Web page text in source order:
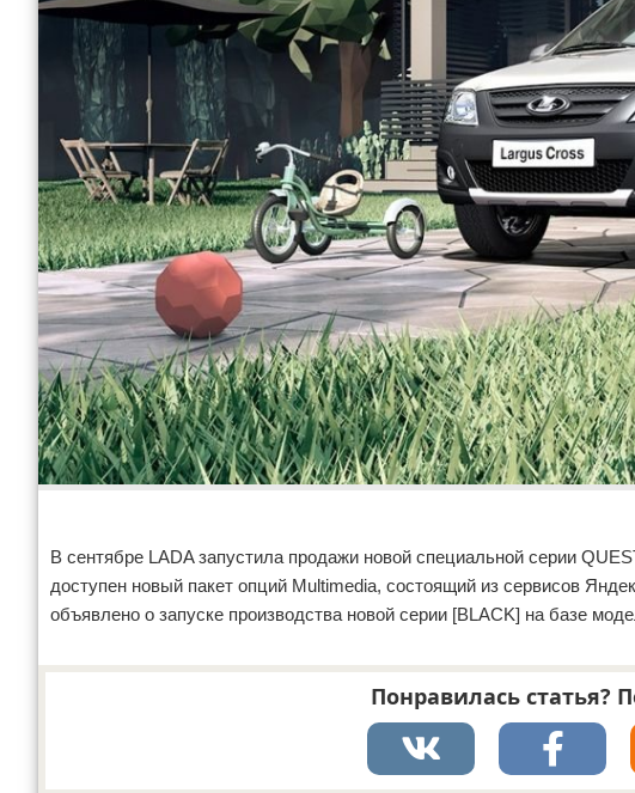
В сентябре LADA запустила продажи новой специальной серии
доступен новый пакет опций Multimedia, состоящий из сервисов
объявлено о запуске производства новой серии [BLACK] на базе
Понравилась статья?